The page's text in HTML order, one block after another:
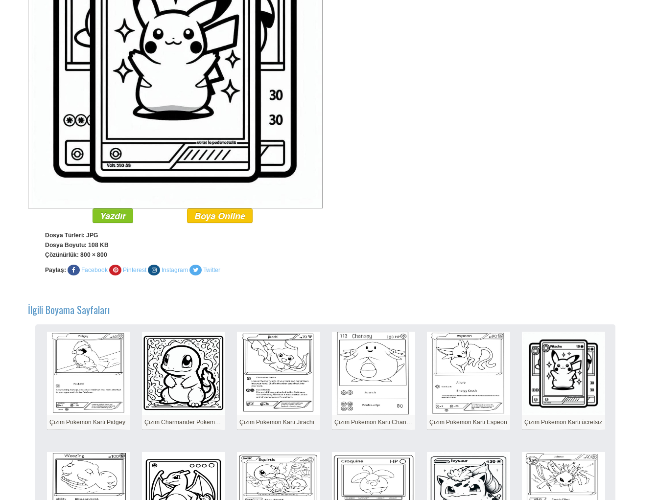
Yazdır Boya Online
Dosya Türleri: JPG
Dosya Boyutu: 108 KB
Çözünürlük: 800 × 800
Paylaş: Facebook Pinterest Instagram Twitter
İlgili Boyama Sayfaları
Çizim Pokemon Kartı Pidgey Çizim Charmander Pokemon Kartı Çizim Pokemon Kartı Jirachi Çizim Pokemon Kartı Chansey Çizim Pokemon Kartı Espeon Çizim Pokemon Kartı ücretsiz